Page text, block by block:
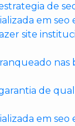
de
em seo
site
nas
de
em seo